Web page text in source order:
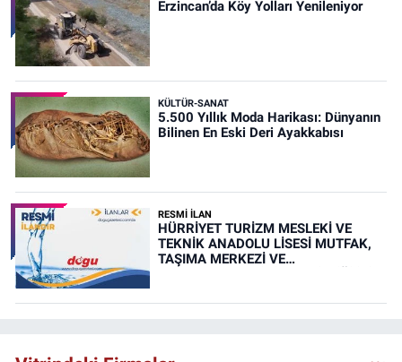
Erzincan’da Köy Yolları Yenileniyor
KÜLTÜR-SANAT
5.500 Yıllık Moda Harikası: Dünyanın
Bilinen En Eski Deri Ayakkabısı
RESMİ İLAN
HÜRRİYET TURİZM MESLEKİ VE
TEKNİK ANADOLU LİSESİ MUTFAK,
TAŞIMA MERKEZİ VE